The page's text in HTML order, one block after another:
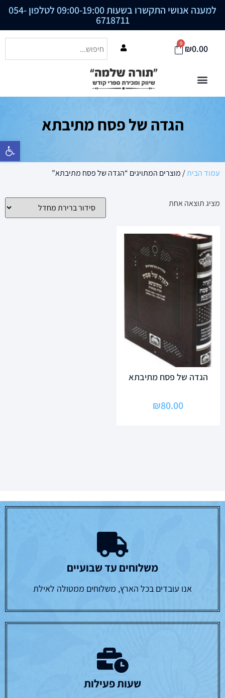
פתח סרגל
למענה אנושי התקשרו בשעות 09:00-19:00 לטלפון 054-
6718711
₪0.00
0
הגדה של פסח מתיבתא
עמוד הבית/ מוצרים המתויגים “הגדה של פסח מתיבתא”
מציג תוצאה אחת
הגדה של פסח מתיבתא
₪80.00
משלוחים עד שבועיים
אנו עובדים בכל הארץ, משלוחים ממטולה לאילת
שעות פעילות